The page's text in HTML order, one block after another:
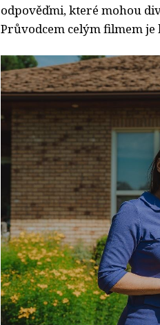
odpověďmi, které mohou
Průvodcem celým filmem